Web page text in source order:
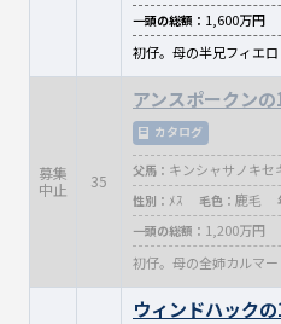
一頭の総額： 1,600万円
初仔。母の半兄フィエロ
募集
中止
35
アンスポークン
カタログ
父馬： キンシャサノキセ
性別： ﾒｽ 毛色： 鹿毛
一頭の総額： 1,200万円
初仔。母の全姉カルマー
ウィンドハック